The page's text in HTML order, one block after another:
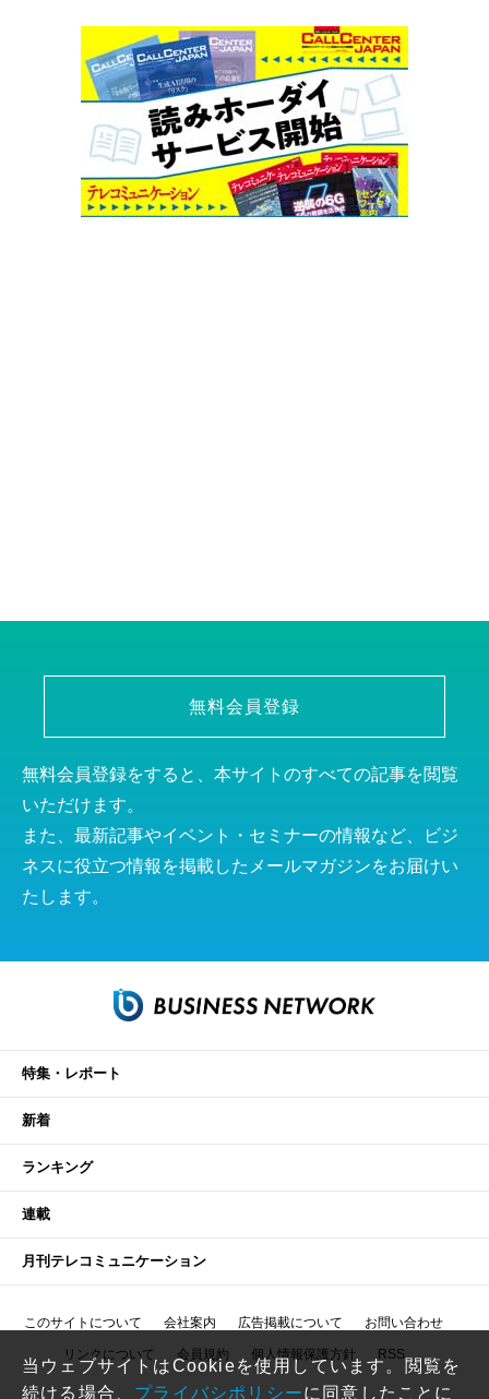
無料会員登録
無料会員登録をすると、本サイトのすべての記事を閲覧
いただけます。
また、最新記事やイベント・セミナーの情報など、ビジ
ネスに役立つ情報を掲載したメールマガジンをお届けい
たします。
特集・レポート
新着
ランキング
連載
月刊テレコミュニケーション
このサイトについて 会社案内 広告掲載について お問い合わせ
リンクについて 会員規約 個人情報保護方針 RSS
当ウェブサイトはCookieを使用しています。閲覧を
続ける場合、 プライバシポリシーに同意したことに